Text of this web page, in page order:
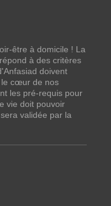
être à domicile ! La
à des critères
doivent
le cœur de nos
les pré-requis pour
vie doit pouvoir
validée par la